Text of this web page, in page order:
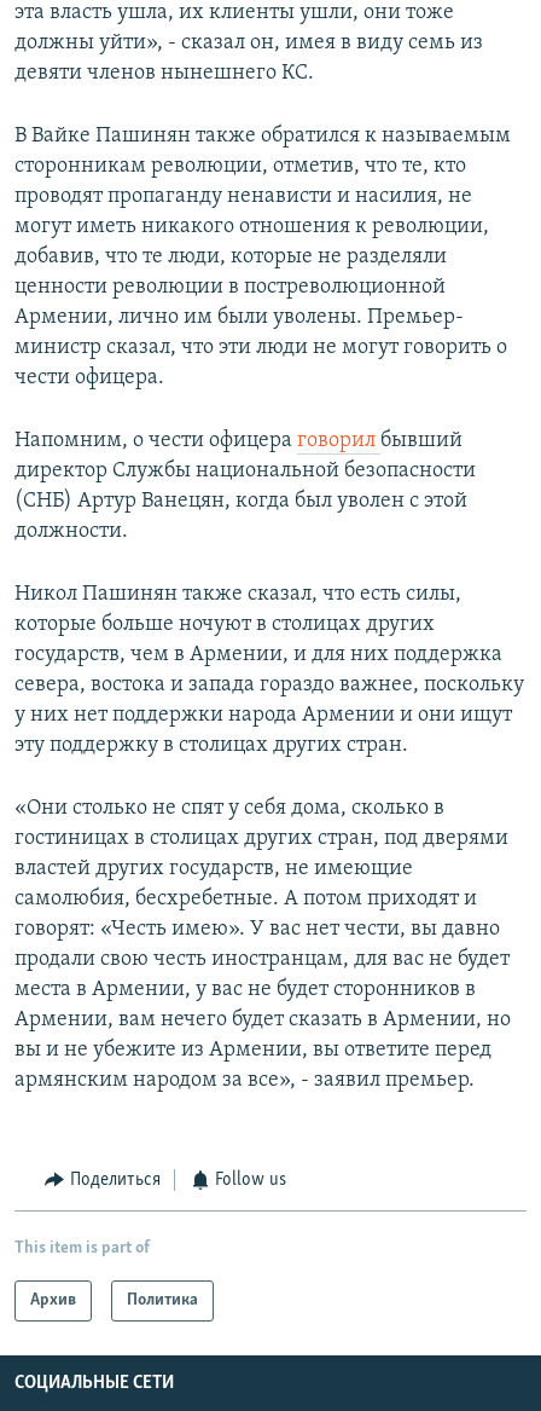
эта власть ушла, их клиенты ушли, они тоже
должны уйти», - сказал он, имея в виду семь из
девяти членов нынешнего КС.
В Вайке Пашинян также обратился к называемым
сторонникам революции, отметив, что те, кто
проводят пропаганду ненависти и насилия, не
могут иметь никакого отношения к революции,
добавив, что те люди, которые не разделяли
ценности революции в постреволюционной
Армении, лично им были уволены. Премьер-
министр сказал, что эти люди не могут говорить о
чести офицера.
Напомним, о чести офицера говорил бывший
директор Службы национальной безопасности
(СНБ) Артур Ванецян, когда был уволен с этой
должности.
Никол Пашинян также сказал, что есть силы,
которые больше ночуют в столицах других
государств, чем в Армении, и для них поддержка
севера, востока и запада гораздо важнее, поскольку
у них нет поддержки народа Армении и они ищут
эту поддержку в столицах других стран.
«Они столько не спят у себя дома, сколько в
гостиницах в столицах других стран, под дверями
властей других государств, не имеющие
самолюбия, бесхребетные. А потом приходят и
говорят: «Честь имею». У вас нет чести, вы давно
продали свою честь иностранцам, для вас не будет
места в Армении, у вас не будет сторонников в
Армении, вам нечего будет сказать в Армении, но
вы и не убежите из Армении, вы ответите перед
армянским народом за все», - заявил премьер.
Поделиться Follow us
This item is part of
Архив Политика
СОЦИАЛЬНЫЕ СЕТИ